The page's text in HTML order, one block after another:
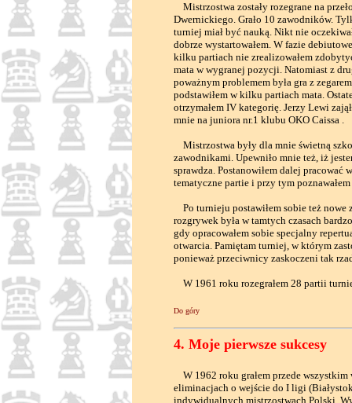
Mistrzostwa zostały rozegrane na
Dwernickiego. Grało 10 zawodników.
turniej miał być nauką. Nikt nie
dobrze wystartowałem. W fazie
kilku partiach nie zrealizowałem
mata w wygranej pozycji. Natomiast z
poważnym problemem była gra z
podstawiłem w kilku partiach mata.
otrzymałem IV kategorię. Jerzy Lewi
mnie na juniora nr.1 klubu OKO Caissa .
Mistrzostwa były dla mnie świetną
zawodnikami. Upewniło mnie też, iż
sprawdza. Postanowiłem dalej
tematyczne partie i przy tym
Po turnieju postawiłem sobie też nowe
rozgrywek była w tamtych czasach
gdy opracowałem sobie specjalny
otwarcia. Pamiętam turniej, w którym
ponieważ przeciwnicy zaskoczeni tak
W 1961 roku rozegrałem 28 partii
Do góry
4. Moje pierwsze sukcesy
W 1962 roku grałem przede
eliminacjach o wejście do I ligi
indywidualnych mistrzostwach Polski.